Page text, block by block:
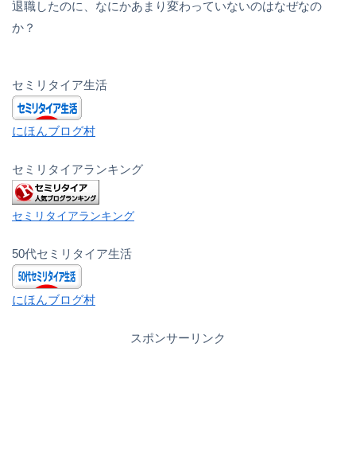
退職したのに、なにかあまり変わっていないのはなぜなの
か？
セミリタイア生活
にほんブログ村
セミリタイアランキング
セミリタイアランキング
50代セミリタイア生活
にほんブログ村
スポンサーリンク